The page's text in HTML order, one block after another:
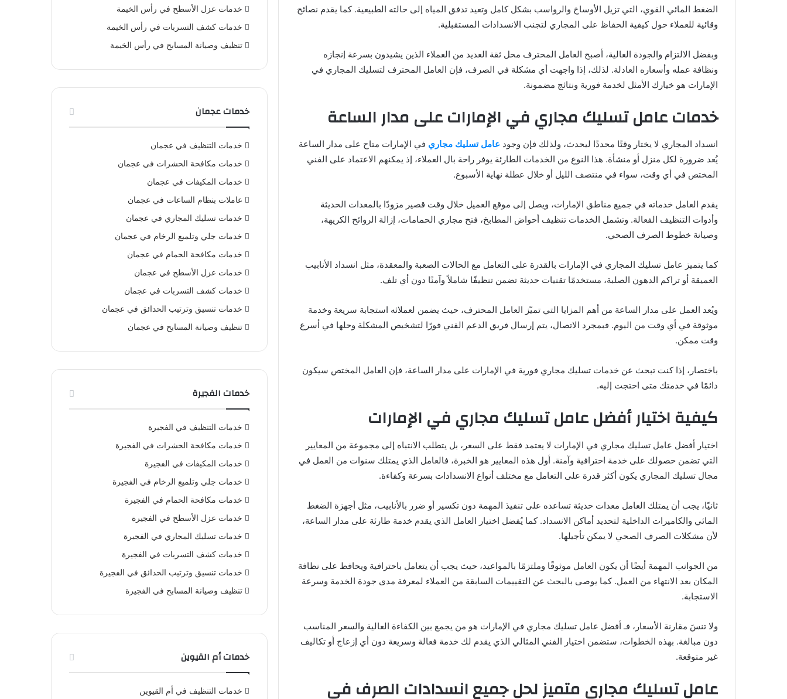
الضغط المائي القوي، التي تزيل الأوساخ والرواسب بشكل كامل وتعيد تدفق المياه إلى حالته الطبيعية. كما يقدم نصائح
وقائية للعملاء حول كيفية الحفاظ على المجاري لتجنب الانسدادات المستقبلية.
وبفضل الالتزام والجودة العالية، أصبح العامل المحترف محل ثقة العديد من العملاء الذين يشيدون بسرعة إنجازه
ونظافة عمله وأسعاره العادلة. لذلك، إذا واجهت أي مشكلة في الصرف، فإن العامل المحترف لتسليك المجاري في
الإمارات هو خيارك الأمثل لخدمة فورية ونتائج مضمونة.
خدمات عامل تسليك مجاري في الإمارات على مدار الساعة
انسداد المجاري لا يختار وقتًا محددًا ليحدث، ولذلك فإن وجود عامل تسليك مجاري في الإمارات متاح على مدار الساعة
يُعد ضرورة لكل منزل أو منشأة. هذا النوع من الخدمات الطارئة يوفر راحة بال العملاء، إذ يمكنهم الاعتماد على الفني
المختص في أي وقت، سواء في منتصف الليل أو خلال عطلة نهاية الأسبوع.
يقدم العامل خدماته في جميع مناطق الإمارات، ويصل إلى موقع العميل خلال وقت قصير مزودًا بالمعدات الحديثة
وأدوات التنظيف الفعالة. وتشمل الخدمات تنظيف أحواض المطابخ، فتح مجاري الحمامات، إزالة الروائح الكريهة،
وصيانة خطوط الصرف الصحي.
كما يتميز عامل تسليك المجاري في الإمارات بالقدرة على التعامل مع الحالات الصعبة والمعقدة، مثل انسداد الأنابيب
العميقة أو تراكم الدهون الصلبة، مستخدمًا تقنيات حديثة تضمن تنظيفًا شاملاً وآمنًا دون أي تلف.
ويُعد العمل على مدار الساعة من أهم المزايا التي تميّز العامل المحترف، حيث يضمن لعملائه استجابة سريعة وخدمة
موثوقة في أي وقت من اليوم. فبمجرد الاتصال، يتم إرسال فريق الدعم الفني فورًا لتشخيص المشكلة وحلها في أسرع
وقت ممكن.
باختصار، إذا كنت تبحث عن خدمات تسليك مجاري فورية في الإمارات على مدار الساعة، فإن العامل المختص سيكون
دائمًا في خدمتك متى احتجت إليه.
كيفية اختيار أفضل عامل تسليك مجاري في الإمارات
اختيار أفضل عامل تسليك مجاري في الإمارات لا يعتمد فقط على السعر، بل يتطلب الانتباه إلى مجموعة من المعايير
التي تضمن حصولك على خدمة احترافية وآمنة. أول هذه المعايير هو الخبرة، فالعامل الذي يمتلك سنوات من العمل في
مجال تسليك المجاري يكون أكثر قدرة على التعامل مع مختلف أنواع الانسدادات بسرعة وكفاءة.
ثانيًا، يجب أن يمتلك العامل معدات حديثة تساعده على تنفيذ المهمة دون تكسير أو ضرر بالأنابيب، مثل أجهزة الضغط
المائي والكاميرات الداخلية لتحديد أماكن الانسداد. كما يُفضل اختيار العامل الذي يقدم خدمة طارئة على مدار الساعة،
لأن مشكلات الصرف الصحي لا يمكن تأجيلها.
من الجوانب المهمة أيضًا أن يكون العامل موثوقًا وملتزمًا بالمواعيد، حيث يجب أن يتعامل باحترافية ويحافظ على نظافة
المكان بعد الانتهاء من العمل. كما يوصى بالبحث عن التقييمات السابقة من العملاء لمعرفة مدى جودة الخدمة وسرعة
الاستجابة.
ولا تنسَ مقارنة الأسعار، فـ أفضل عامل تسليك مجاري في الإمارات هو من يجمع بين الكفاءة العالية والسعر المناسب
دون مبالغة. بهذه الخطوات، ستضمن اختيار الفني المثالي الذي يقدم لك خدمة فعالة وسريعة دون أي إزعاج أو تكاليف
غير متوقعة.
عامل تسليك مجاري متميز لحل جميع انسدادات الصرف في
خدمات عزل الأسطح في رأس الخيمة
خدمات كشف التسربات في رأس الخيمة
تنظيف وصيانة المسابح في رأس الخيمة
خدمات عجمان
خدمات التنظيف في عجمان
خدمات مكافحة الحشرات في عجمان
خدمات المكيفات في عجمان
عاملات بنظام الساعات في عجمان
خدمات تسليك المجاري في عجمان
خدمات جلي وتلميع الرخام في عجمان
خدمات مكافحة الحمام في عجمان
خدمات عزل الأسطح في عجمان
خدمات كشف التسربات في عجمان
خدمات تنسيق وترتيب الحدائق في عجمان
تنظيف وصيانة المسابح في عجمان
خدمات الفجيرة
خدمات التنظيف في الفجيرة
خدمات مكافحة الحشرات في الفجيرة
خدمات المكيفات في الفجيرة
خدمات جلي وتلميع الرخام في الفجيرة
خدمات مكافحة الحمام في الفجيرة
خدمات عزل الأسطح في الفجيرة
خدمات تسليك المجاري في الفجيرة
خدمات كشف التسربات في الفجيرة
خدمات تنسيق وترتيب الحدائق في الفجيرة
تنظيف وصيانة المسابح في الفجيرة
خدمات أم القيوين
خدمات التنظيف في أم القيوين